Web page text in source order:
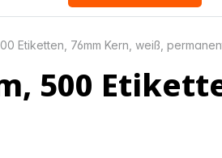
Etiketten, 76mm Kern, weiß,
500